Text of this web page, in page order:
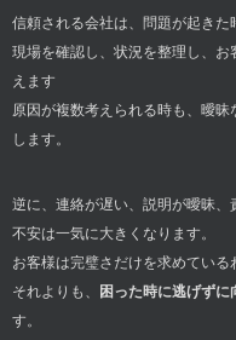
信頼される会社は、問題が起きた
現場を確認し、状況を整理し、
えます
原因が複数考えられる時も、曖
します。
逆に、連絡が遅い、説明が曖昧
不安は一気に大きくなります。
お客様は完璧さだけを求めている
それよりも、
困った時に逃げず
す。